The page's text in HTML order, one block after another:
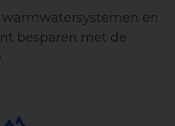
en
besparen met de